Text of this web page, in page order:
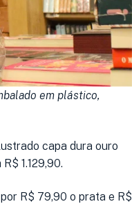
em plástico,
capa dura ouro
1.129,90.
R$ 79,90 o prata e R$